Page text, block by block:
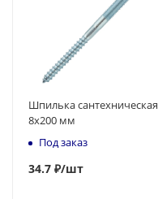
Шпилька сантехническая
8x200 мм
Под заказ
34.7 ₽/шт